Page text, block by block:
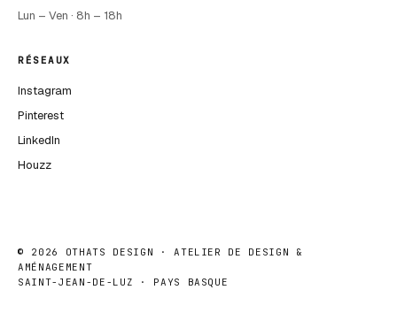
Lun – Ven · 8h – 18h
RÉSEAUX
Instagram
Pinterest
LinkedIn
Houzz
© 2026
OTHATS DESIGN · ATELIER DE DESIGN &
AMÉNAGEMENT
SAINT-JEAN-DE-LUZ · PAYS BASQUE